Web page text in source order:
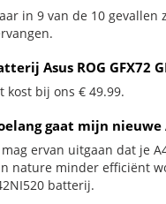
in 9 van de 10 gevallen
Asus ROG GFX72
kost bij ons € 49.99.
gaat mijn
mag ervan uitgaan dat je
nature minder efficiënt
batterij.